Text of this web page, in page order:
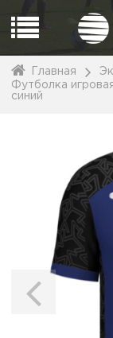
Главная
Футболка
синий